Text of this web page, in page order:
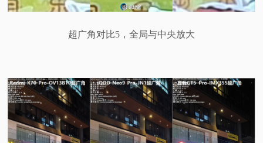
超广角对比5，全局与中央放大